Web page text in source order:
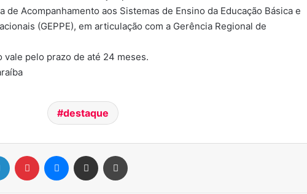
de Acompanhamento aos Sistemas de Ensino da Educação Básica e
(GEPPE), em articulação com a Gerência Regional de
pelo prazo de até 24 meses.
destaque